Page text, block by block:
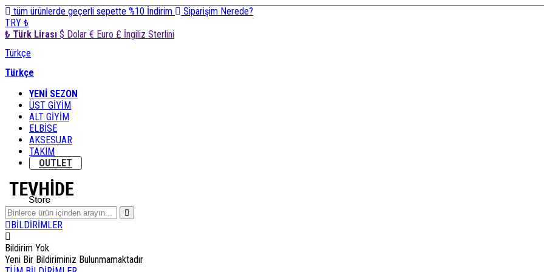
tüm ürünlerde geçerli sepette %10 İndirim
Siparişim Nerede?
TRY ₺
₺ Türk Lirası $ Dolar € Euro £ İngiliz Sterlini
Türkçe
Türkçe
YENİ SEZON
ÜST GİYİM
ALT GİYİM
ELBİSE
AKSESUAR
TAKIM
OUTLET
BİLDİRİMLER
Bildirim Yok
Yeni Bir Bildiriminiz Bulunmamaktadır